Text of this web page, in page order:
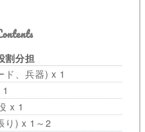
割分担
ド、兵器) x 1
x 1
り) x 1～2